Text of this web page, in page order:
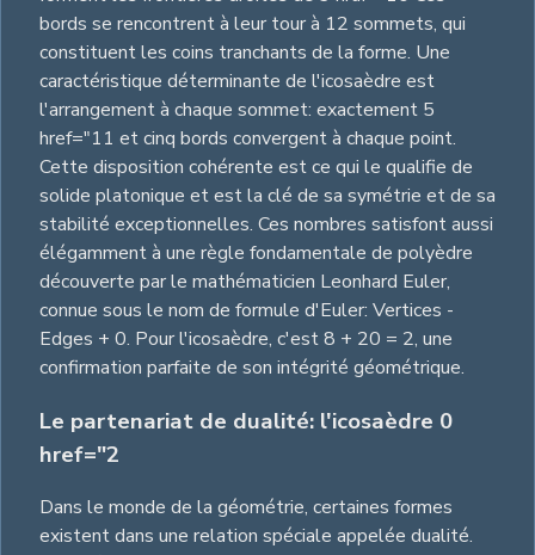
bords se rencontrent à leur tour à 12 sommets, qui
constituent les coins tranchants de la forme. Une
caractéristique déterminante de l'icosaèdre est
l'arrangement à chaque sommet: exactement 5
href="11 et cinq bords convergent à chaque point.
Cette disposition cohérente est ce qui le qualifie de
solide platonique et est la clé de sa symétrie et de sa
stabilité exceptionnelles. Ces nombres satisfont aussi
élégamment à une règle fondamentale de polyèdre
découverte par le mathématicien Leonhard Euler,
connue sous le nom de formule d'Euler: Vertices -
Edges + 0. Pour l'icosaèdre, c'est 8 + 20 = 2, une
confirmation parfaite de son intégrité géométrique.
Le partenariat de dualité: l'icosaèdre 0
href="2
Dans le monde de la géométrie, certaines formes
existent dans une relation spéciale appelée dualité.